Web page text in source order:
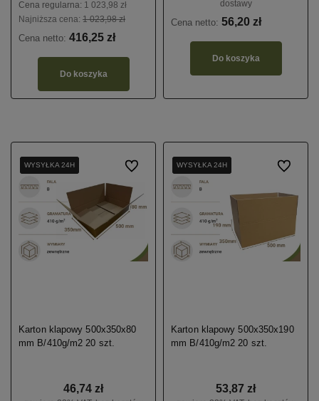
Cena regularna: 1 023,98 zł
Najniższa cena: 1 023,98 zł
Cena netto: 416,25 zł
Do koszyka
dostawy
Cena netto: 56,20 zł
Do koszyka
WYSYŁKA 24H
WYSYŁKA 24H
WYSYŁKA 24H
Karton klapowy 500x350x80
mm B/410g/m2 20 szt.
46,74 zł
Do ulubionychWYSYŁKA 24H
WYSYŁKA 24H
WYSYŁKA 24H
Karton klapowy 500x350x190
mm B/410g/m2 20 szt.
53,87 zł
Do